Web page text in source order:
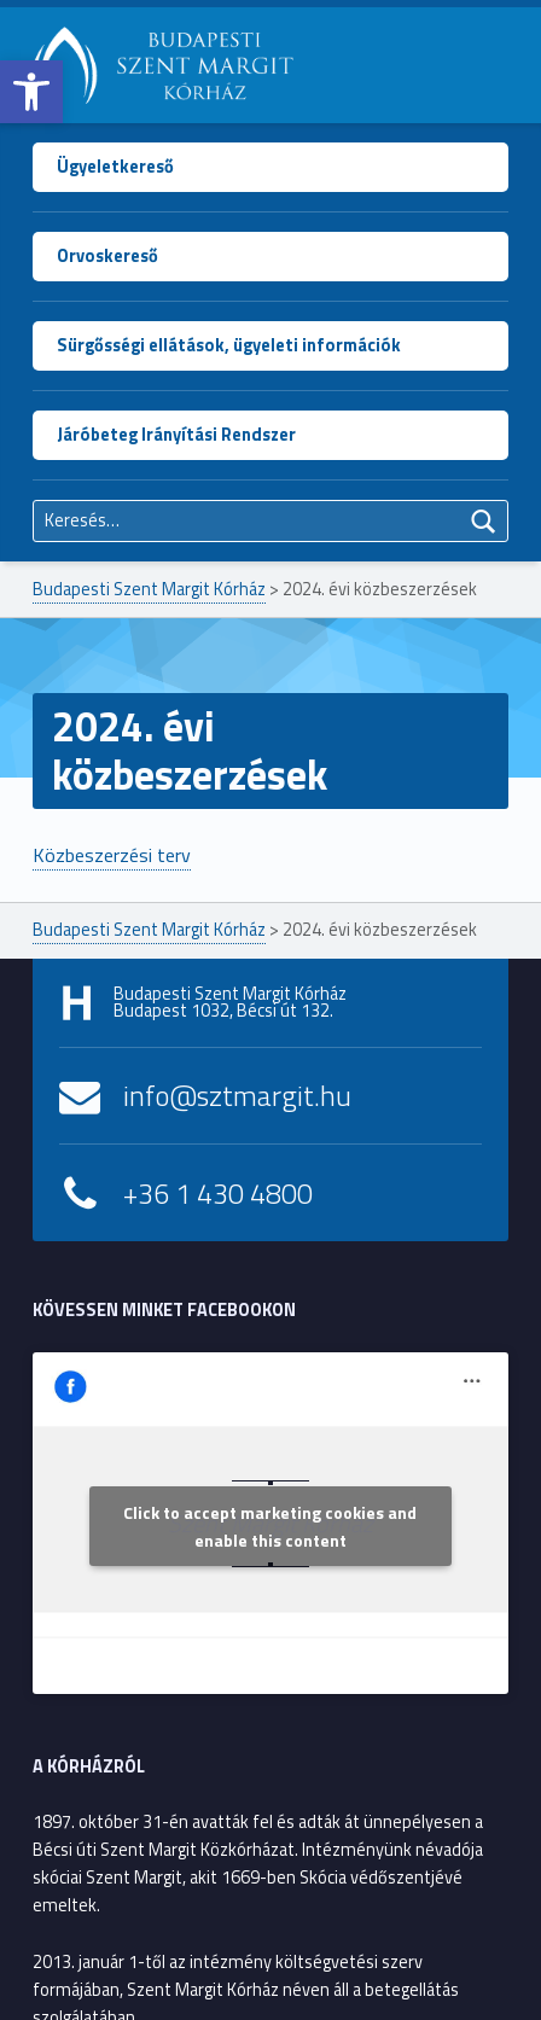
Open toolbar
BUDAPESTI
SZENT
MARGIT
KÓRHÁZ
Ügyeletkereső
Orvoskereső
Sürgősségi ellátások, ügyeleti információk
Járóbeteg Irányítási Rendszer
Keresés:
Budapesti Szent Margit Kórház > 2024. évi közbeszerzések
2024. évi
közbeszerzések
Közbeszerzési terv
Ugrás a főmenühöz
Budapesti Szent Margit Kórház > 2024. évi közbeszerzések
Budapesti Szent Margit Kórház
Budapest 1032, Bécsi út 132.
info@sztmargit.hu
+36 1 430 4800
KÖVESSEN MINKET FACEBOOKON
Szent Margit Kórház
Click to accept marketing cookies and
enable this content
A KÓRHÁZRÓL
1897. október 31-én avatták fel és adták át ünnepélyesen a
Bécsi úti Szent Margit Közkórházat. Intézményünk névadója
skóciai Szent Margit, akit 1669-ben Skócia védőszentjévé
emeltek.
2013. január 1-től az intézmény költségvetési szerv
formájában, Szent Margit Kórház néven áll a betegellátás